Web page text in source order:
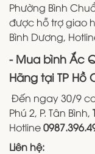
Phường Bình
được hỗ trợ giao
Bình Dương,
- Mua bình Ắc
Hãng tại TP Hồ
Đến ngay 30/9
Phú 2, P. Tân Bình,
Hotline
Liên hệ: